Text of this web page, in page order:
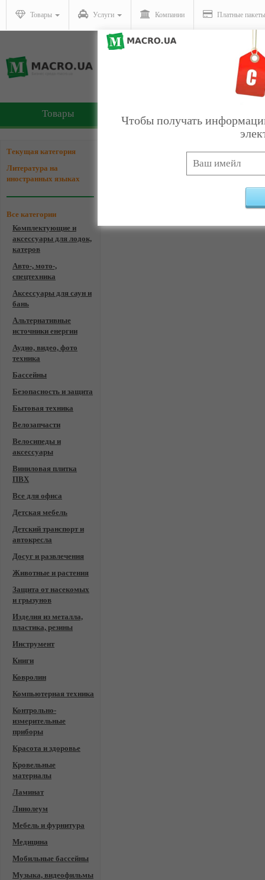
Товары Услуги Компании Платные пакеты
Товары
Текущая категория
Литература на
иностранных языках
Все категории
Комплектующие и
аксессуары для лодок,
катеров
Авто-, мото-,
спецтехника
Аксессуары для саун и
бань
Альтернативные
источники енергии
Аудио, видео, фото
техника
Бассейны
Безопасность и защита
Бытовая техника
Велозапчасти
Велосипеды и
аксессуары
Виниловая плитка
ПВХ
Все для офиса
Детская мебель
Детский транспорт и
автокресла
Досуг и развлечения
Животные и растения
Защита от насекомых
и грызунов
Изделия из металла,
пластика, резины
Инструмент
Книги
Ковролин
Компьютерная техника
Контрольно-
измерительные
приборы
Красота и здоровье
Кровельные
материалы
Ламинат
Линолеум
Мебель и фурнитура
Медицина
Мобильные бассейны
Музыка, видеофильмы
Компании - Литература
Чтобы получать